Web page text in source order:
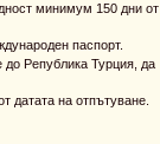
минимум 150 дни от
паспорт.
до Република Турция, да
датата на отпътуване.